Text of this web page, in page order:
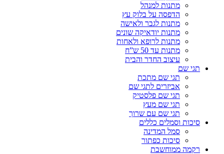
מתנות למנהל
הדפסה על בלוק עץ
מתנות לגבר ולאישה
מתנות יודאיקה שונים
מתנות לרופא ולאחות
מתנות עד 50 ש”ח
עיצוב החדר והבית
תגי שם
תגי שם מתכת
אביזרים לתגי שם
תגי שם פלסטיק
תגי שם מעץ
תגי שם עם שרוך
סיכות וסמלים כללים
סמל המדינה
סיכות כפתור
רקמה ממוחשבת